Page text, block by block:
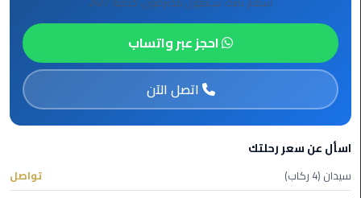
مطار
الشيخ
ليموزين
مطار
القاهرة
الخط
الساخن
احجز عبر واتساب
اتصل الآن
اسأل عن سعر رحلتك
سيدان (4 ركاب)
تواصل